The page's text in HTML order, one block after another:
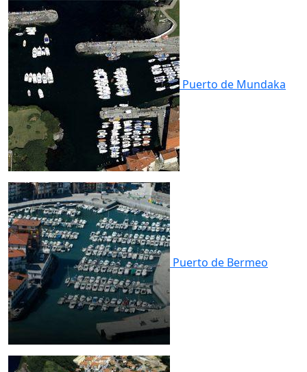
Puerto de Mundaka
Puerto de Bermeo